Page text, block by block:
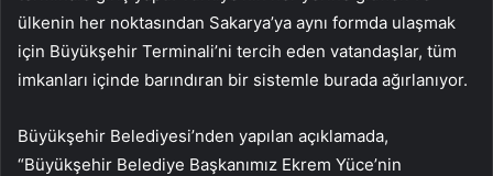
ülkenin her noktasından Sakarya’ya aynı formda ulaşmak
için Büyükşehir Terminali’ni tercih eden vatandaşlar, tüm
imkanları içinde barındıran bir sistemle burada ağırlanıyor.
Büyükşehir Belediyesi’nden yapılan açıklamada,
“Büyükşehir Belediye Başkanımız Ekrem Yüce’nin